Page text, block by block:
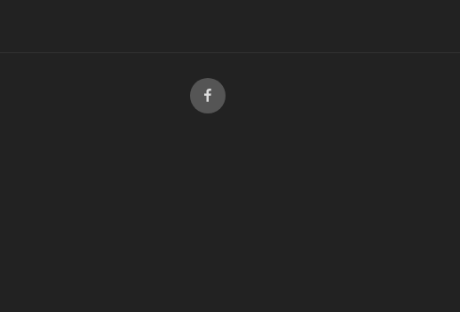
Facebook
Música-